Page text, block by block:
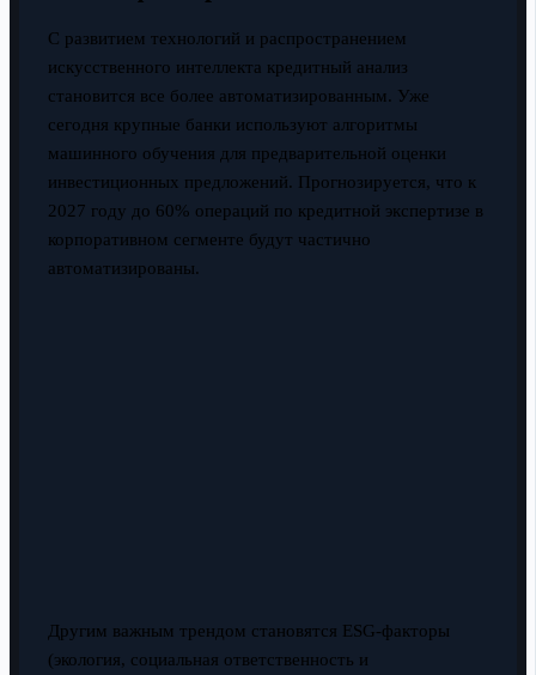
С развитием технологий и распространением
искусственного интеллекта кредитный анализ
становится все более автоматизированным. Уже
сегодня крупные банки используют алгоритмы
машинного обучения для предварительной оценки
инвестиционных предложений. Прогнозируется, что к
2027 году до 60% операций по кредитной экспертизе в
корпоративном сегменте будут частично
автоматизированы.
Другим важным трендом становятся ESG-факторы
(экология, социальная ответственность и